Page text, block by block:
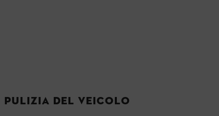
PULIZIA DEL VEICOLO